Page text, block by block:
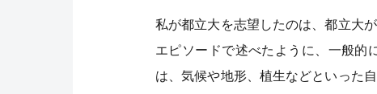
私が都立大を志望したのは、都立大
エピソードで述べたように、一般的
は、気候や地形、植生などといった